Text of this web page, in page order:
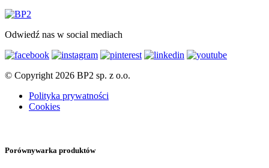
Odwiedź nas w social mediach
© Copyright 2026 BP2 sp. z o.o.
Polityka prywatności
Cookies
Porównywarka produktów